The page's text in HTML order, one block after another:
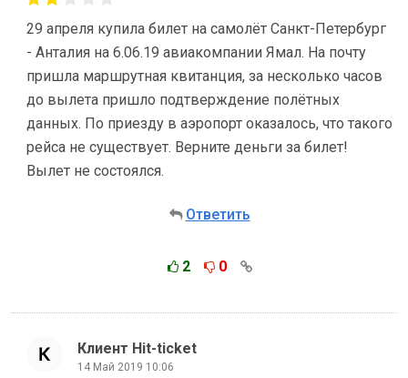
29 апреля купила билет на самолёт Санкт-Петербург
- Анталия на 6.06.19 авиакомпании Ямал. На почту
пришла маршрутная квитанция, за несколько часов
до вылета пришло подтверждение полётных
данных. По приезду в аэропорт оказалось, что такого
рейса не существует. Верните деньги за билет!
Вылет не состоялся.
Ответить
2 0
Клиент Hit-ticket
14 Май 2019 10:06